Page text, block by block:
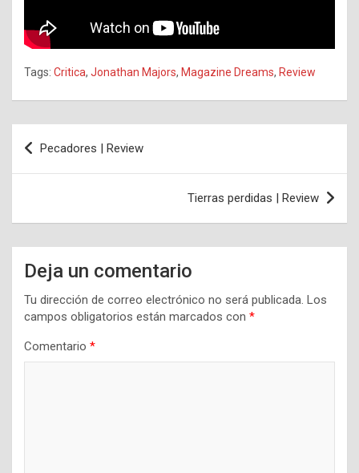
Tags: Critica, Jonathan Majors, Magazine Dreams, Review
Navegación
de
Pecadores | Review
Tierras perdidas | Review
Deja un comentario
Tu dirección de correo electrónico no será publicada. Los
campos obligatorios están marcados con *
Comentario *